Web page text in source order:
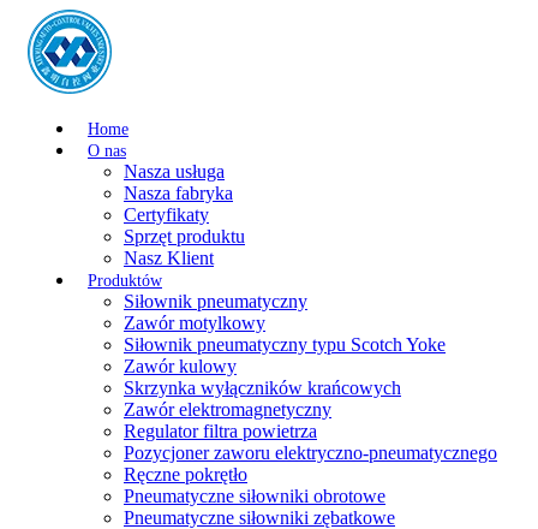
Home
O nas
Nasza usługa
Nasza fabryka
Certyfikaty
Sprzęt produktu
Nasz Klient
Produktów
Siłownik pneumatyczny
Zawór motylkowy
Siłownik pneumatyczny typu Scotch Yoke
Zawór kulowy
Skrzynka wyłączników krańcowych
Zawór elektromagnetyczny
Regulator filtra powietrza
Pozycjoner zaworu elektryczno-pneumatycznego
Ręczne pokrętło
Pneumatyczne siłowniki obrotowe
Pneumatyczne siłowniki zębatkowe